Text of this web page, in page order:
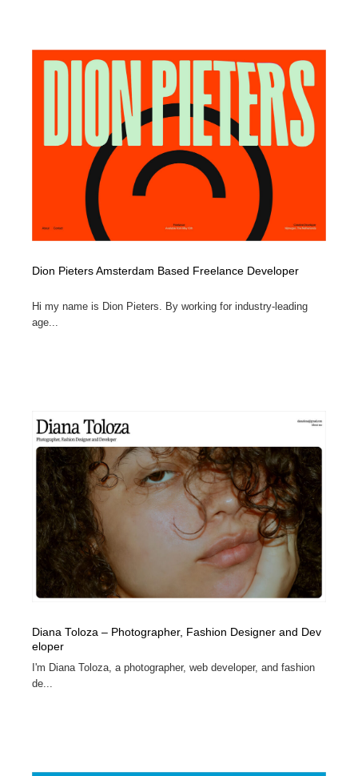
Dion Pieters Amsterdam Based Freelance Developer
Hi my name is Dion Pieters. By working for industry-leading
age...
Diana Toloza – Photographer, Fashion Designer and Dev
eloper
I'm Diana Toloza, a photographer, web developer, and fashion
de...